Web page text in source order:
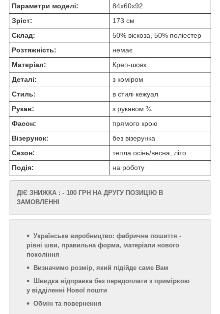
Параметри моделі:
84х60х92
Зріст:
173 см
Склад:
50% віскоза, 50% поліестер
Розтяжність:
немає
Матеріал:
Креп-шовк
Деталі:
з коміром
Стиль:
в стилі кежуал
Рукав:
з рукавом ¾
Фасон:
прямого крою
Візерунок:
без візерунка
Сезон:
тепла осінь/весна, літо
Подія:
на роботу
ДІЄ ЗНИЖКА : - 100 ГРН НА ДРУГУ ПОЗИЦІЮ В
ЗАМОВЛЕННІ
Українське виробництво: фабричне пошиття -
рівні шви, правильна форма, матеріали нового
покоління
Визначимо розмір, який підійде саме Вам
Швидка відправка без передоплати з приміркою
у відділенні Нової пошти
Обмін та повернення